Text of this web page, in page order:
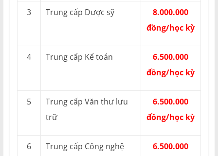
3 Trung cấp Dược sỹ
8.000.000
đồng/học kỳ
4 Trung cấp Kế toán
6.500.000
đồng/học kỳ
5
Trung cấp Văn thư lưu
trữ
6.500.000
đồng/học kỳ
6
Trung cấp Công nghệ
6.500.000